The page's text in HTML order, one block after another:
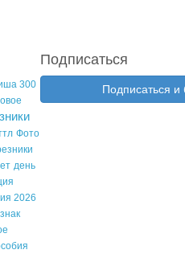
300
Фото
день
2026
Подписаться
Подписаться и